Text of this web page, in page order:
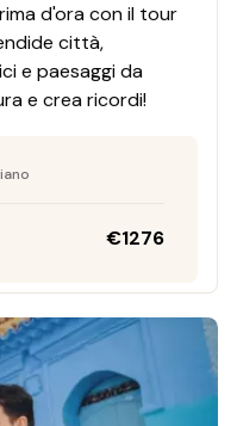
d'ora con il tour
città,
e paesaggi da
e crea ricordi!
€1276